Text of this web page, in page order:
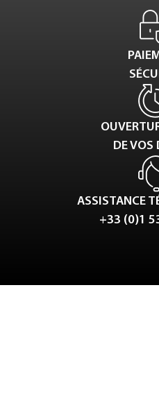
DE VOS
ASSISTANCE
+33 (0)1